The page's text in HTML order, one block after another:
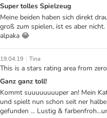
Super tolles Spielzeug
Meine beiden haben sich direkt
groß zum spielen, ist es aber
alpaka 😂
19.04.19 | Tina
This is a stars rating area from
Ganz ganz toll!
Kommt suuuuuuuuper an! Mein
und spielt nun schon seit ner
gefunden ... Lustig &